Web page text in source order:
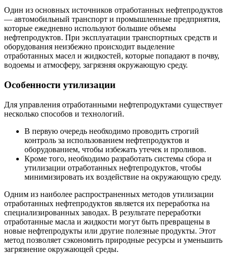
Один из основных источников отработанных нефтепродуктов
— автомобильный транспорт и промышленные предприятия,
которые ежедневно используют большие объемы
нефтепродуктов. При эксплуатации транспортных средств и
оборудования неизбежно происходит выделение
отработанных масел и жидкостей, которые попадают в почву,
водоемы и атмосферу, загрязняя окружающую среду.
Особенности утилизации
Для управления отработанными нефтепродуктами существует
несколько способов и технологий.
В первую очередь необходимо проводить строгий
контроль за использованием нефтепродуктов и
оборудованием, чтобы избежать утечек и проливов.
Кроме того, необходимо разработать системы сбора и
утилизации отработанных нефтепродуктов, чтобы
минимизировать их воздействие на окружающую среду.
Одним из наиболее распространенных методов утилизации
отработанных нефтепродуктов является их переработка на
специализированных заводах. В результате переработки
отработанные масла и жидкости могут быть превращены в
новые нефтепродукты или другие полезные продукты. Этот
метод позволяет сэкономить природные ресурсы и уменьшить
загрязнение окружающей среды.